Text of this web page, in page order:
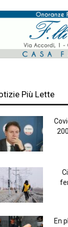
Più Lette
En